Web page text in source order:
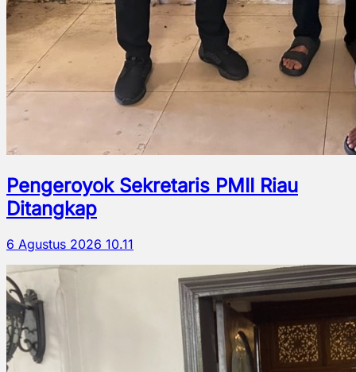
Pengeroyok Sekretaris PMII Riau
Ditangkap
6 Agustus 2026 10.11